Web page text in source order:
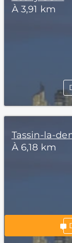
À 3,91 km
Tassin-la-
À 6,18 km